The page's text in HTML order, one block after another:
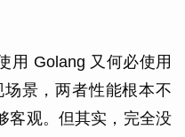
用 Golang 又何必使用
景，两者性能根本不
客观。但其实，完全没